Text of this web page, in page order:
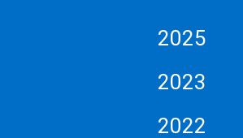
2025
2023
2022